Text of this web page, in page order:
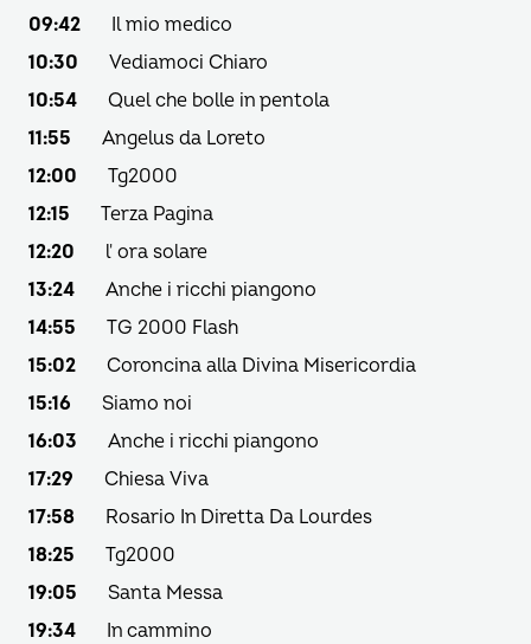
09:42
Il mio medico
10:30
Vediamoci Chiaro
10:54
Quel che bolle in pentola
11:55
Angelus da Loreto
12:00
Tg2000
12:15
Terza Pagina
12:20
l' ora solare
13:24
Anche i ricchi piangono
14:55
TG 2000 Flash
15:02
Coroncina alla Divina Misericordia
15:16
Siamo noi
16:03
Anche i ricchi piangono
17:29
Chiesa Viva
17:58
Rosario In Diretta Da Lourdes
18:25
Tg2000
19:05
Santa Messa
19:34
In cammino